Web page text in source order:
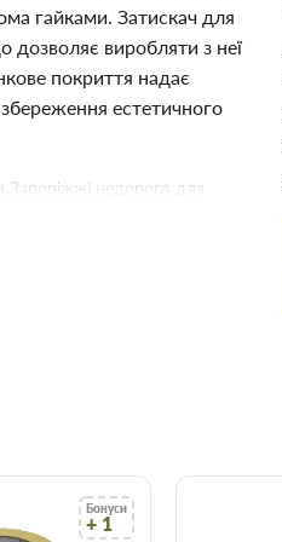
гайками. Затискач для
дозволяє виробляти з неї
покриття надає
естетичного
недорого для
матеріалів Торус
відбувається вчасно і точно
Бонуси
+ 1